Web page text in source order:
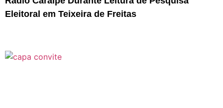
Eleitoral em Teixeira de Freitas